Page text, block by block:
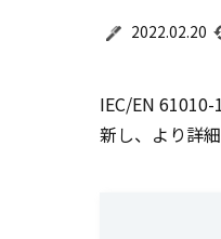
2022.02.20
IEC/EN
新し、より詳